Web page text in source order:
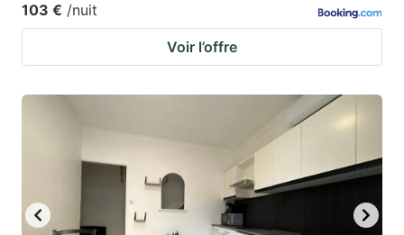
103 € /nuit
Voir l’offre